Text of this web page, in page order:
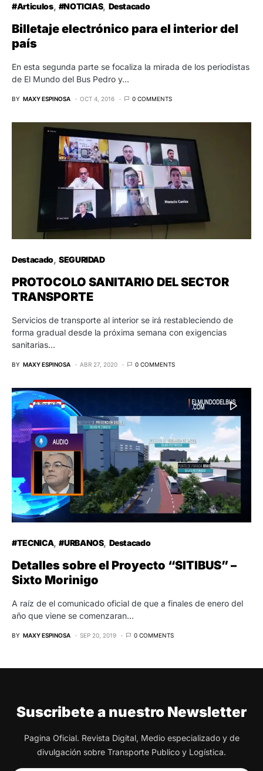
#Articulos #NOTICIAS Destacado
Billetaje electrónico para el interior del
país
En esta segunda parte se focaliza la mirada de los periodistas
de El Mundo del Bus Pedro y…
BY MAXY ESPINOSA OCT 4, 2016 0 COMMENTS
Destacado SEGURIDAD
PROTOCOLO SANITARIO DEL SECTOR
TRANSPORTE
Servicios de transporte al interior se irá restableciendo de
forma gradual desde la próxima semana con exigencias
sanitarias…
BY MAXY ESPINOSA ABR 27, 2020 0 COMMENTS
#TECNICA #URBANOS Destacado
Detalles sobre el Proyecto “SITIBUS” –
Sixto Morinigo
A raíz de el comunicado oficial de que a finales de enero del
año que viene se comenzaran…
BY MAXY ESPINOSA SEP 20, 2019 0 COMMENTS
Suscribete a nuestro Newsletter
Pagina Oficial. Revista Digital, Medio especializado y de
divulgación sobre Transporte Publico y Logística.